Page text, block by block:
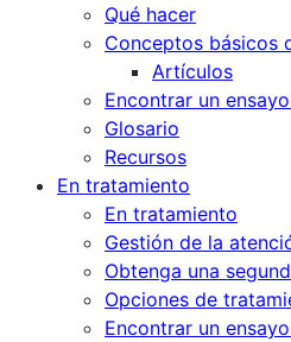
Qué hacer
Conceptos básicos
Artículos
Encontrar un
Glosario
Recursos
En tratamiento
En tratamiento
Gestión de la
Obtenga una
Opciones de
Encontrar un